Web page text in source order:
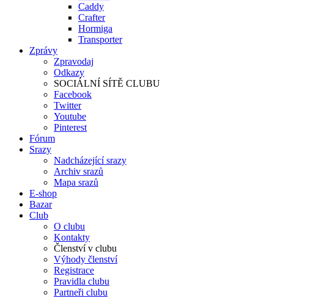
Caddy
Crafter
Hormiga
Transporter
Zprávy
Zpravodaj
Odkazy
SOCIÁLNÍ SÍTĚ CLUBU
Facebook
Twitter
Youtube
Pinterest
Fórum
Srazy
Nadcházející srazy
Archiv srazů
Mapa srazů
E-shop
Bazar
Club
O clubu
Kontakty
Členství v clubu
Výhody členství
Registrace
Pravidla clubu
Partneři clubu